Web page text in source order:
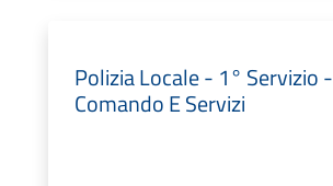
Polizia Locale - 1° Servizio -
Comando E Servizi